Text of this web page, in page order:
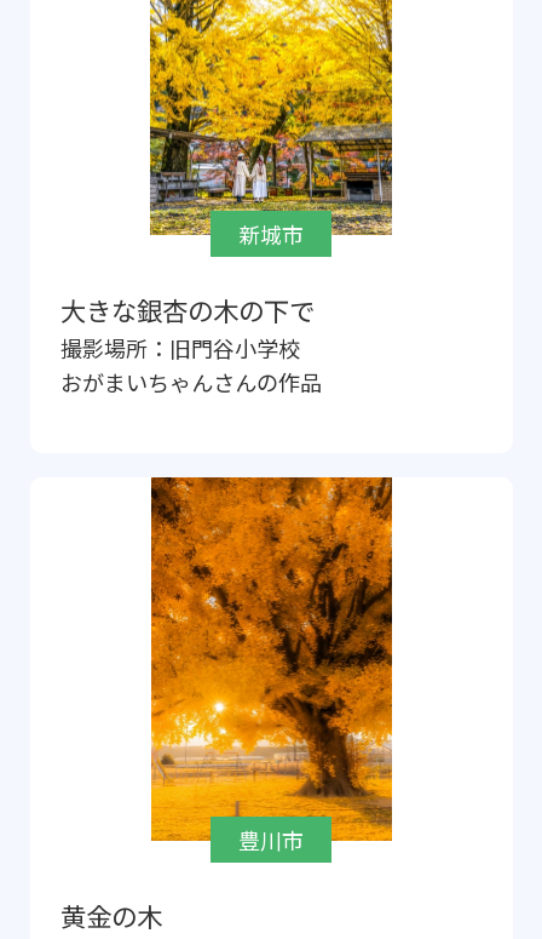
新城市
大きな銀杏の木の下で
撮影場所： 旧門谷小学校
おがまいちゃんさんの作品
豊川市
黄金の木